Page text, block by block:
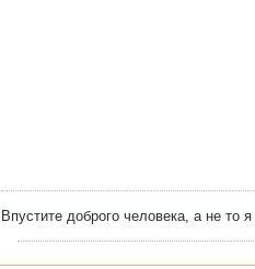
Впустите доброго человека, а не то